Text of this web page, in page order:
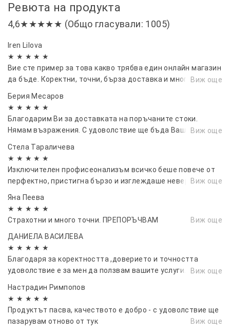
дължина 3 м
ширина 3 см
дебелина 2 мм
Ревюта на продукта
4,6★★★★★ (Общо гласували: 1005)
Iren Lilova
★ ★ ★ ★ ★
Вие сте пример за това какво трябва един онлайн магазин
да бъде. Коректни, точни, бърза доставка и многоВиж още
Берия Месаров
★ ★ ★ ★ ★
Благодарим Ви за доставката на поръчаните стоки.
Нямам възражения. С удоволствие ще бъда Ваш клиент
Виж още
Стела Тараличева
★ ★ ★ ★ ★
Изключителен профисеонализъм всичко беше повече от
перфектно, пристигна бързо и изглеждаше невероятно.
Виж още
Яна Пеева
★ ★ ★ ★ ★
Страхотни и много точни. ПРЕПОРЪЧВАМ
Виж още
ДАНИЕЛА ВАСИЛЕВА
★ ★ ★ ★ ★
Благодаря за коректността ,доверието и точността
удоволствие е за мен да ползвам вашите услуги. Винаги
заедно!!!.
Виж още
Настрадин Римпопов
★ ★ ★ ★ ★
Продуктът пасва, качеството е добро - с удоволствие ще
пазарувам отново от тук
Виж още